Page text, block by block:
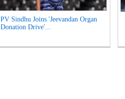
PV Sindhu Joins 'Jeevandan Organ
Donation Drive'...